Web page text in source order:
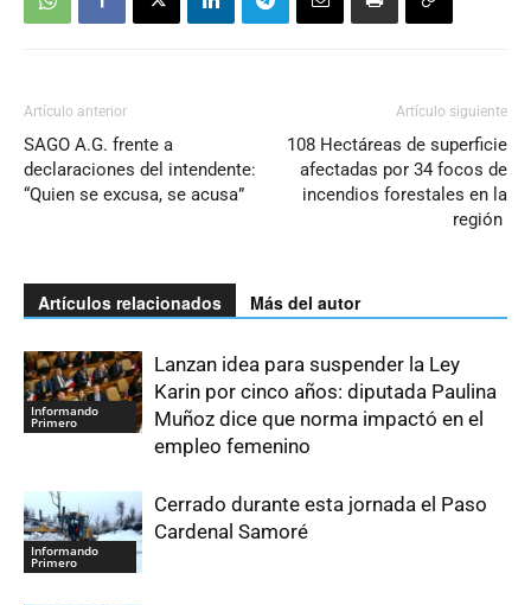
Artículo anterior
SAGO A.G. frente a
declaraciones del intendente:
“Quien se excusa, se acusa”
Artículo siguiente
108 Hectáreas de superficie
afectadas por 34 focos de
incendios forestales en la
región
Artículos relacionados Más del autor
Informando
Primero
Lanzan idea para suspender la Ley
Karin por cinco años: diputada Paulina
Muñoz dice que norma impactó en el
empleo femenino
Informando
Primero
Cerrado durante esta jornada el Paso
Cardenal Samoré